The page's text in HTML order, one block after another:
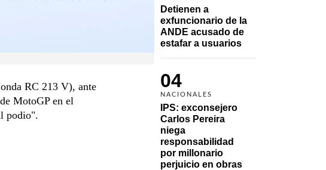
Detienen a
exfuncionario de la
ANDE acusado de
estafar a usuarios
04
NACIONALES
IPS: exconsejero
Carlos Pereira
niega
responsabilidad
por millonario
perjuicio en obras
RC 213 V), ante
MotoGP en el
podio".